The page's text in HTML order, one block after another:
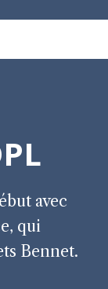
avec
qui
Bennet.